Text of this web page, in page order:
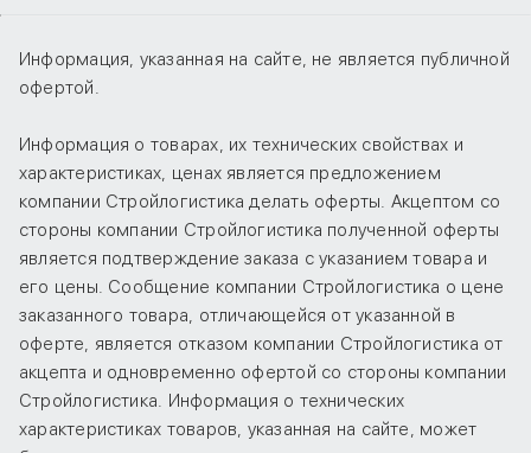
Информация, указанная на сайте, не является публичной
офертой.
Информация о товарах, их технических свойствах и
характеристиках, ценах является предложением
компании Стройлогистика делать оферты. Акцептом со
стороны компании Стройлогистика полученной оферты
является подтверждение заказа с указанием товара и
его цены. Сообщение компании Стройлогистика о цене
заказанного товара, отличающейся от указанной в
оферте, является отказом компании Стройлогистика от
акцепта и одновременно офертой со стороны компании
Стройлогистика. Информация о технических
характеристиках товаров, указанная на сайте, может